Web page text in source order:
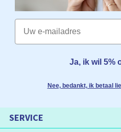
Email
Ja, ik wil 5%
Nee, bedankt, ik betaal
SERVICE